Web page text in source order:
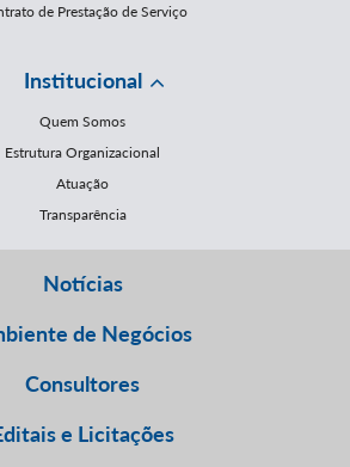
de Prestação de Serviço
Institucional
Quem Somos
Estrutura Organizacional
Atuação
Transparência
Notícias
de Negócios
Consultores
e Licitações